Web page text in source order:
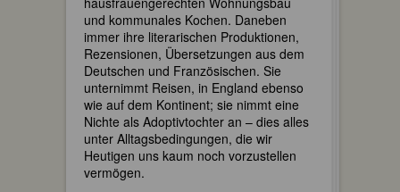
und kommunales Kochen. Daneben
immer ihre literarischen Produktionen,
Rezensionen, Übersetzungen aus dem
Deutschen und Französischen. Sie
unternimmt Reisen, in England ebenso
wie auf dem Kontinent; sie nimmt eine
Nichte als Adoptivtochter an – dies alles
unter Alltagsbedingungen, die wir
Heutigen uns kaum noch vorzustellen
vermögen.